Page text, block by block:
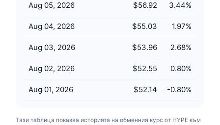
ICO календар
Календар на събитията
Aug 05, 2026 $56.92 3.44%
Aug 04, 2026 $55.03 1.97%
Aug 03, 2026 $53.96 2.68%
Aug 02, 2026 $52.55 0.80%
Aug 01, 2026 $52.14 -0.80%
Тази таблица показва историята на обменния курс от HYPE към